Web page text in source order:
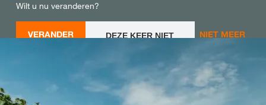
Wilt u nu veranderen?
VERANDER
DEZE KEER NIET
NIET MEER